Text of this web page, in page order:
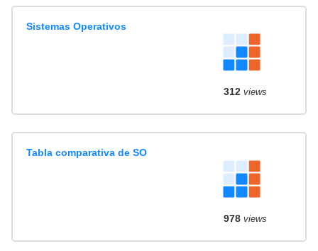
Sistemas Operativos
312views
Tabla comparativa de SO
978views